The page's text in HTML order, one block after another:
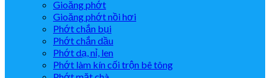
Gioăng phớt
Gioăng phớt nồi hơi
Phớt chắn bụi
Phớt chắn dầu
Phớt dạ, nỉ, len
Phớt làm kín cối trộn bê tông